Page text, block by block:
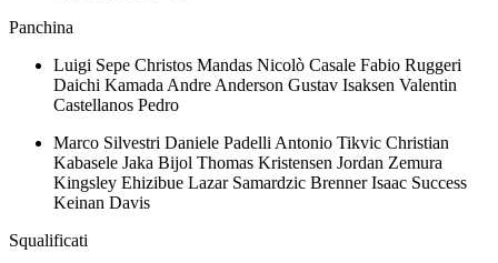
Panchina
Luigi Sepe Christos Mandas Nicolò Casale Fabio Ruggeri
Daichi Kamada Andre Anderson Gustav Isaksen Valentin
Castellanos Pedro
Marco Silvestri Daniele Padelli Antonio Tikvic Christian
Kabasele Jaka Bijol Thomas Kristensen Jordan Zemura
Kingsley Ehizibue Lazar Samardzic Brenner Isaac Success
Keinan Davis
Squalificati